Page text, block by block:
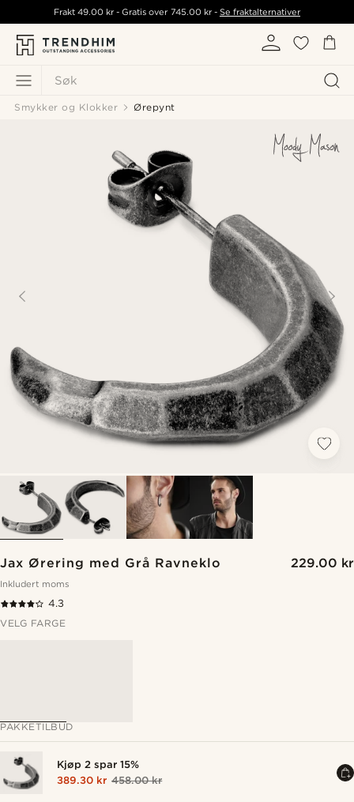
Søk
Frakt49.00 kr - Gratis over 745.00 kr- Se fraktalternativer
Smykker og Klokker Ørepynt
Jax Ørering med Grå Ravneklo 229.00 kr
Inkludert moms
4.3
VELG FARGE
PAKKETILBUD
Kjøp 2 spar 15%
389.30 kr 458.00 kr